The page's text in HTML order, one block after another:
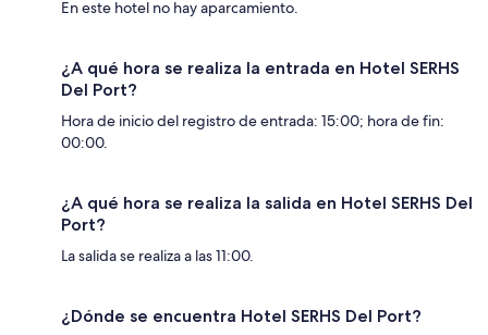
En este hotel no hay aparcamiento.
¿A qué hora se realiza la entrada en Hotel SERHS
Del Port?
Hora de inicio del registro de entrada: 15:00; hora de fin:
00:00.
¿A qué hora se realiza la salida en Hotel SERHS Del
Port?
La salida se realiza a las 11:00.
¿Dónde se encuentra Hotel SERHS Del Port?